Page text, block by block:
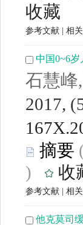
收藏
参考文献 相
中国0~6岁
石慧峰
2017,
摘要
)
收
参考文献 相
他克莫司